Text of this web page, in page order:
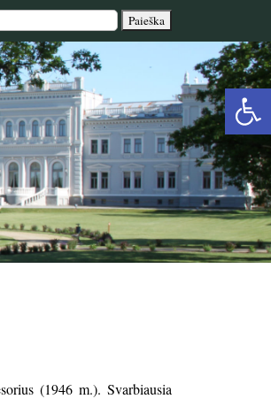
(1946 m.). Svarbiausia